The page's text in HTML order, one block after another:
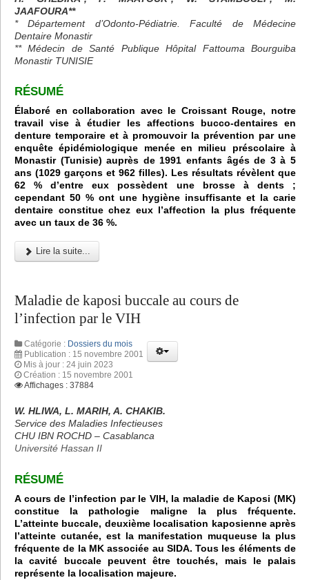
JAAFOURA**
* Département d’Odonto-Pédiatrie. Faculté de Médecine
Dentaire Monastir
** Médecin de Santé Publique Hôpital Fattouma Bourguiba
Monastir TUNISIE
RÉSUMÉ
Élaboré en collaboration avec le Croissant Rouge, notre
travail vise à étudier les affections bucco-dentaires en
denture temporaire et à promouvoir la prévention par une
enquête épidémiologique menée en milieu préscolaire à
Monastir (Tunisie) auprès de 1991 enfants âgés de 3 à 5
ans (1029 garçons et 962 filles). Les résultats révèlent que
62 % d’entre eux possèdent une brosse à dents ;
cependant 50 % ont une hygiène insuffisante et la carie
dentaire constitue chez eux l’affection la plus fréquente
avec un taux de 36 %.
Lire la suite...
Maladie de kaposi buccale au cours de
l’infection par le VIH
Catégorie : Dossiers du mois
Publication : 15 novembre 2001
Mis à jour : 24 juin 2023
Création : 15 novembre 2001
Affichages : 37884
W. HLIWA, L. MARIH, A. CHAKIB.
Service des Maladies Infectieuses
CHU IBN ROCHD – Casablanca
Université Hassan II
RÉSUMÉ
A cours de l’infection par le VIH, la maladie de Kaposi (MK)
constitue la pathologie maligne la plus fréquente.
L’atteinte buccale, deuxième localisation kaposienne après
l’atteinte cutanée, est la manifestation muqueuse la plus
fréquente de la MK associée au SIDA. Tous les éléments de
la cavité buccale peuvent être touchés, mais le palais
représente la localisation majeure.